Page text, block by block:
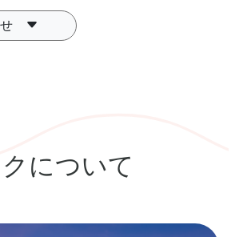
せ
について